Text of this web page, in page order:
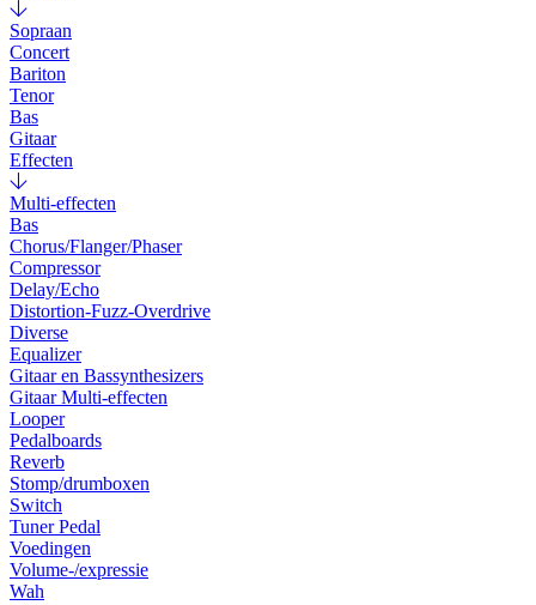
Sopraan
Concert
Bariton
Tenor
Bas
Gitaar
Effecten
Multi-effecten
Bas
Chorus/Flanger/Phaser
Compressor
Delay/Echo
Distortion-Fuzz-Overdrive
Diverse
Equalizer
Gitaar en Bassynthesizers
Gitaar Multi-effecten
Looper
Pedalboards
Reverb
Stomp/drumboxen
Switch
Tuner Pedal
Voedingen
Volume-/expressie
Wah